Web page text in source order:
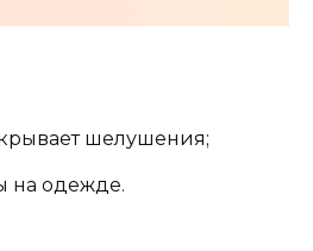
шелушения;
на одежде.